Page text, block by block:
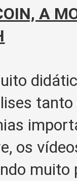
A
tanto
os
muito